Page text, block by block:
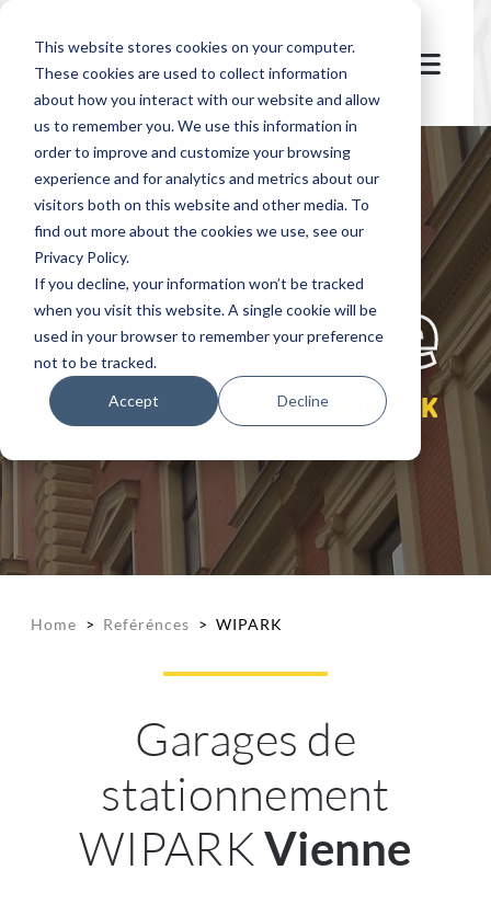
This website stores cookies on your computer.
These cookies are used to collect information
about how you interact with our website and allow
us to remember you. We use this information in
order to improve and customize your browsing
experience and for analytics and metrics about our
visitors both on this website and other media. To
find out more about the cookies we use, see our
Privacy Policy.
If you decline, your information won’t be tracked
when you visit this website. A single cookie will be
used in your browser to remember your preference
not to be tracked.
Accept Decline
let's
welcome
WIPARK
Home > Reférénces > WIPARK
Garages de
stationnement
WIPARKVienne